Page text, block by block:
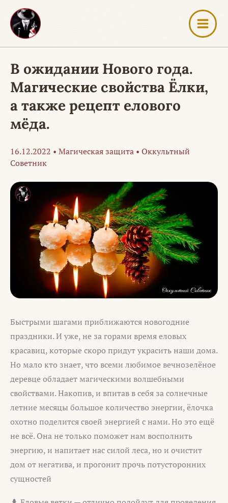
Перейти
содержимому
В ожидании Нового года.
Магические свойства Ёлки,
а также рецепт елового
мёда.
16.12.2022 • Магическая защита • Оккультный
Советник
Быстрыми шагами приближаются новогодние
праздники. И уже, не за горами время еловых
красавиц, которые скоро придут украсить наши дома.
Но мало кто знает, что всеми любимое вечнозелёное
деревце обладает магическими волшебными
свойствами. Накопив, и впитав в себя за солнечные
летние месяцы большое количество энергии, ёлочка
охотно поделится своей энергией с нами. Но это ещё
не всё. Она не только поможет нам восполнить
энергию, и напитает нас силой леса, но и очистит
дом от негатива, и прогонит прочь потусторонних
сущностей